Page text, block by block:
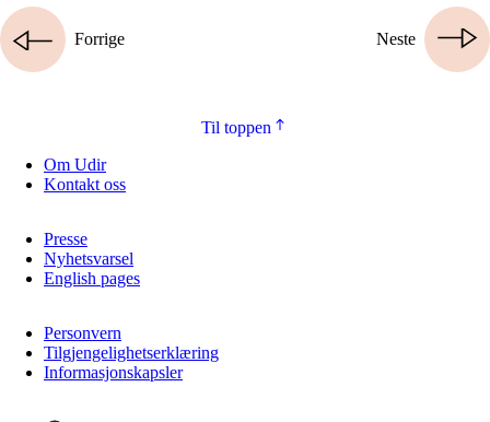
Neste
Forrige
Til toppen
Om Udir
Kontakt oss
Presse
Nyhetsvarsel
English pages
Personvern
Tilgjengelighetserklæring
Informasjonskapsler